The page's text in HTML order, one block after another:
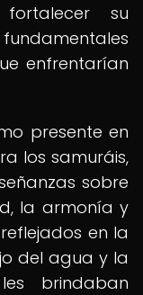
su
enfrentarían
presente en
los samuráis,
sobre
la armonía y
en la
del agua y la
brindaban